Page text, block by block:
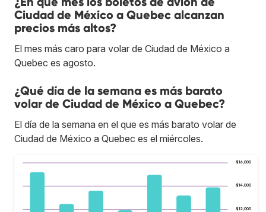
Ciudad de México a Quebec alcanzan
precios más altos?
El mes más caro para volar de Ciudad de México a
Quebec es agosto.
¿Qué día de la semana es más barato
volar de Ciudad de México a Quebec?
El día de la semana en el que es más barato volar de
Ciudad de México a Quebec es el miércoles.
$12,000
$14,000
$16,000